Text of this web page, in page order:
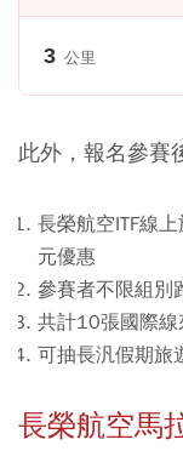
3 公里
此外，報名參賽
長榮航空ITF線
元優惠
參賽者不限組別
共計10張國際
可抽長汎假期旅
長榮航空馬